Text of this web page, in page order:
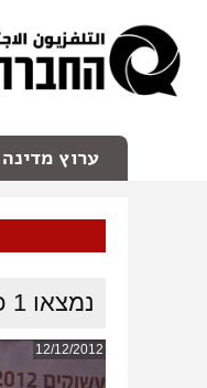
ערוץ מדינה
נמצאו 1
12/12/2012